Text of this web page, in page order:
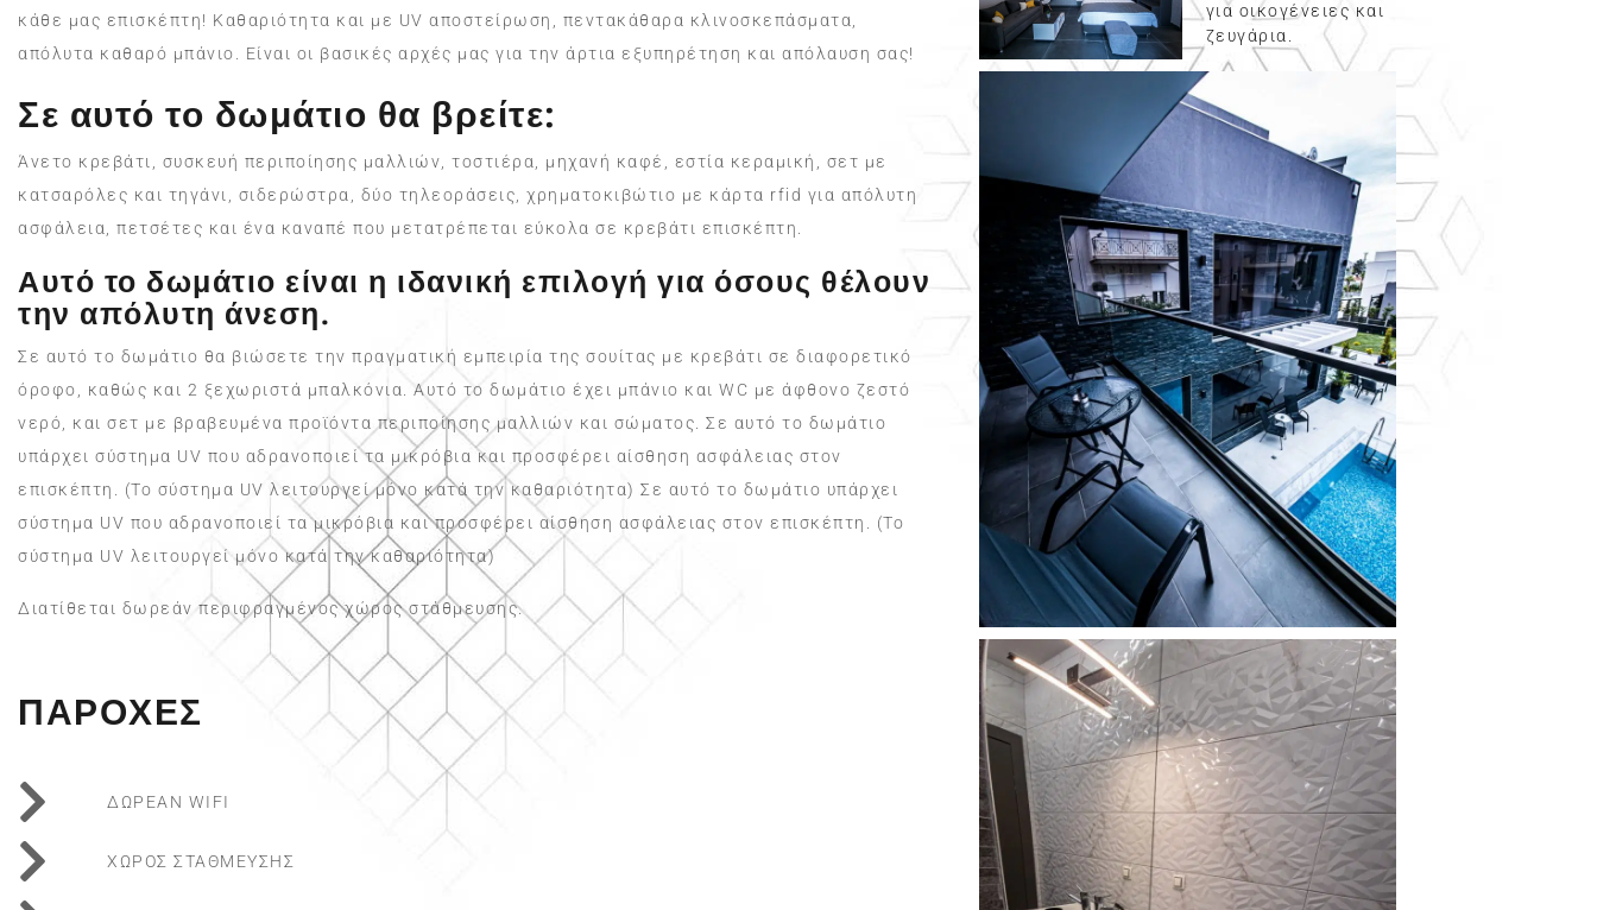
κάθε μας επισκέπτη! Καθαριότητα και με UV αποστείρωση, πεντακάθαρα κλινοσκεπάσματα,
απόλυτα καθαρό μπάνιο. Είναι οι βασικές αρχές μας για την άρτια εξυπηρέτηση και απόλαυση σας!
Σε αυτό το δωμάτιο θα βρείτε:
Άνετο κρεβάτι, συσκευή περιποίησης μαλλιών, τοστιέρα, μηχανή καφέ, εστία κεραμική, σετ με
κατσαρόλες και τηγάνι, σιδερώστρα, δύο τηλεοράσεις, χρηματοκιβώτιο με κάρτα rfid για απόλυτη
ασφάλεια, πετσέτες και ένα καναπέ που μετατρέπεται εύκολα σε κρεβάτι επισκέπτη.
Αυτό το δωμάτιο είναι η ιδανική επιλογή για όσους θέλουν
την απόλυτη άνεση.
Σε αυτό το δωμάτιο θα βιώσετε την πραγματική εμπειρία της σουίτας με κρεβάτι σε διαφορετικό
όροφο, καθώς και 2 ξεχωριστά μπαλκόνια. Αυτό το δωμάτιο έχει μπάνιο και WC με άφθονο ζεστό
νερό, και σετ με βραβευμένα προϊόντα περιποίησης μαλλιών και σώματος. Σε αυτό το δωμάτιο
υπάρχει σύστημα UV που αδρανοποιεί τα μικρόβια και προσφέρει αίσθηση ασφάλειας στον
επισκέπτη. (Το σύστημα UV λειτουργεί μόνο κατά την καθαριότητα) Σε αυτό το δωμάτιο υπάρχει
σύστημα UV που αδρανοποιεί τα μικρόβια και προσφέρει αίσθηση ασφάλειας στον επισκέπτη. (Το
σύστημα UV λειτουργεί μόνο κατά την καθαριότητα)
Διατίθεται δωρεάν περιφραγμένος χώρος στάθμευσης.
ΠΑΡΟΧΕΣ
ΔΩΡΕΑΝ WIFI
ΧΩΡΟΣ ΣΤΑΘΜΕΥΣΗΣ
για οικογένειες και
ζευγάρια.